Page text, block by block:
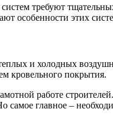
требуют
особенности этих
и холодных
кровельного покрытия.
работе
самое главное –